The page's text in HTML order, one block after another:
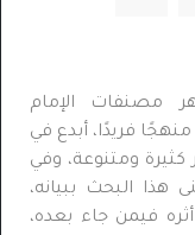
مصنفات الإمام
فريدًا، أبدع في
ومتنوعة، وفي
هذا البحث ببيانه،
فيمن جاء بعده،